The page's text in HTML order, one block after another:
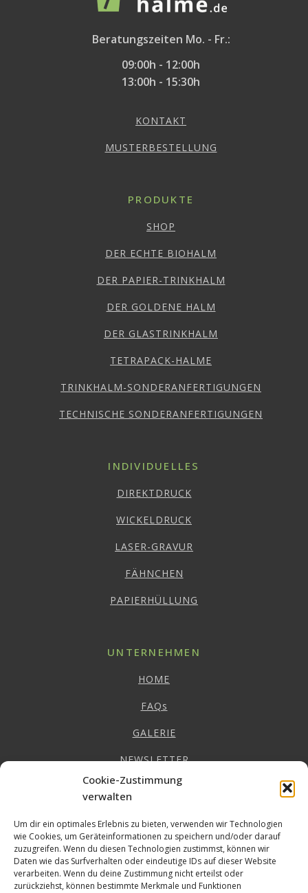
Cookie-Zustimmung
verwalten
Um dir ein optimales Erlebnis zu bieten, verwenden wir Technologien
wie Cookies, um Geräteinformationen zu speichern und/oder darauf
zuzugreifen. Wenn du diesen Technologien zustimmst, können wir
Daten wie das Surfverhalten oder eindeutige IDs auf dieser Website
verarbeiten. Wenn du deine Zustimmung nicht erteilst oder
zurückziehst, können bestimmte Merkmale und Funktionen
Beratungszeiten Mo. - Fr.:
09:00h - 12:00h
13:00h - 15:30h
KONTAKT
MUSTERBESTELLUNG
PRODUKTE
SHOP
DER ECHTE BIOHALM
DER PAPIER-TRINKHALM
DER GOLDENE HALM
DER GLASTRINKHALM
TETRAPACK-HALME
TRINKHALM-SONDERANFERTIGUNGEN
TECHNISCHE SONDERANFERTIGUNGEN
INDIVIDUELLES
DIREKTDRUCK
WICKELDRUCK
LASER-GRAVUR
FÄHNCHEN
PAPIERHÜLLUNG
UNTERNEHMEN
HOME
FAQs
GALERIE
NEWSLETTER
IMPRESSUM
AGB
EU-COOKIE RICHTLINIE